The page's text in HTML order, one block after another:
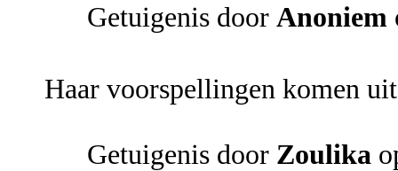
Getuigenis door Anoniem
Haar voorspellingen komen
Getuigenis door Zoulika